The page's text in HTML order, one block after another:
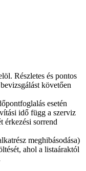
Részletes és pontos
követően
esetén
idő függ a szerviz
érkezési sorrend
meghibásodása)
ahol a listaáraktól